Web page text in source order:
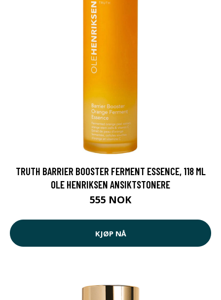
TRUTH BARRIER BOOSTER FERMENT ESSENCE, 118 ML
OLE HENRIKSEN ANSIKTSTONERE
555 NOK
KJØP NÅ